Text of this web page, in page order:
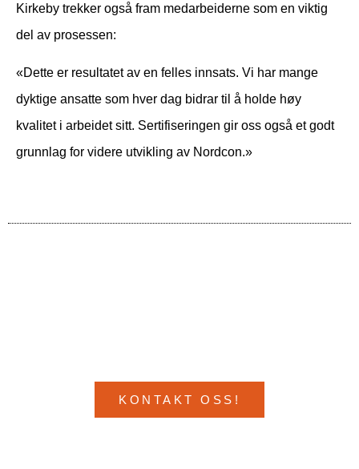
Kirkeby trekker også fram medarbeiderne som en viktig
del av prosessen:
«Dette er resultatet av en felles innsats. Vi har mange
dyktige ansatte som hver dag bidrar til å holde høy
kvalitet i arbeidet sitt. Sertifiseringen gir oss også et godt
grunnlag for videre utvikling av Nordcon.»
KONTAKT OSS!